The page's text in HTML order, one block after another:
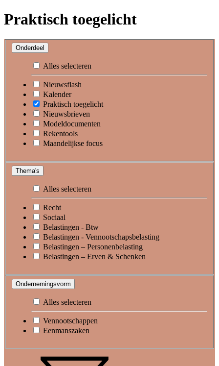
Praktisch toegelicht
Onderdeel
Alles selecteren
Nieuwsflash
Kalender
Praktisch toegelicht
Nieuwsbrieven
Modeldocumenten
Rekentools
Maandelijkse focus
Thema's
Alles selecteren
Recht
Sociaal
Belastingen - Btw
Belastingen - Vennootschapsbelasting
Belastingen – Personenbelasting
Belastingen – Erven & Schenken
Ondernemingsvorm
Alles selecteren
Vennootschappen
Eenmanszaken